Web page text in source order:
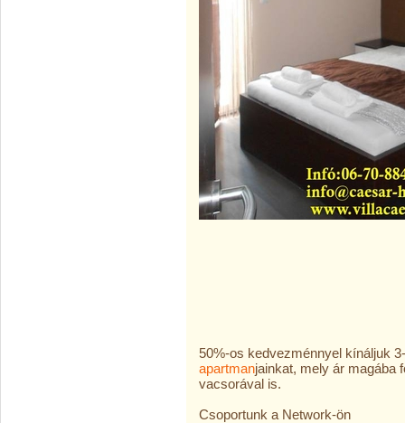
50%-os kedvezménnyel kínáljuk
apartmanjainkat, mely ár magába
vacsorával is.
Csoportunk a Network-ön